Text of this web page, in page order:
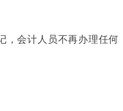
，会计人员不再办理任何